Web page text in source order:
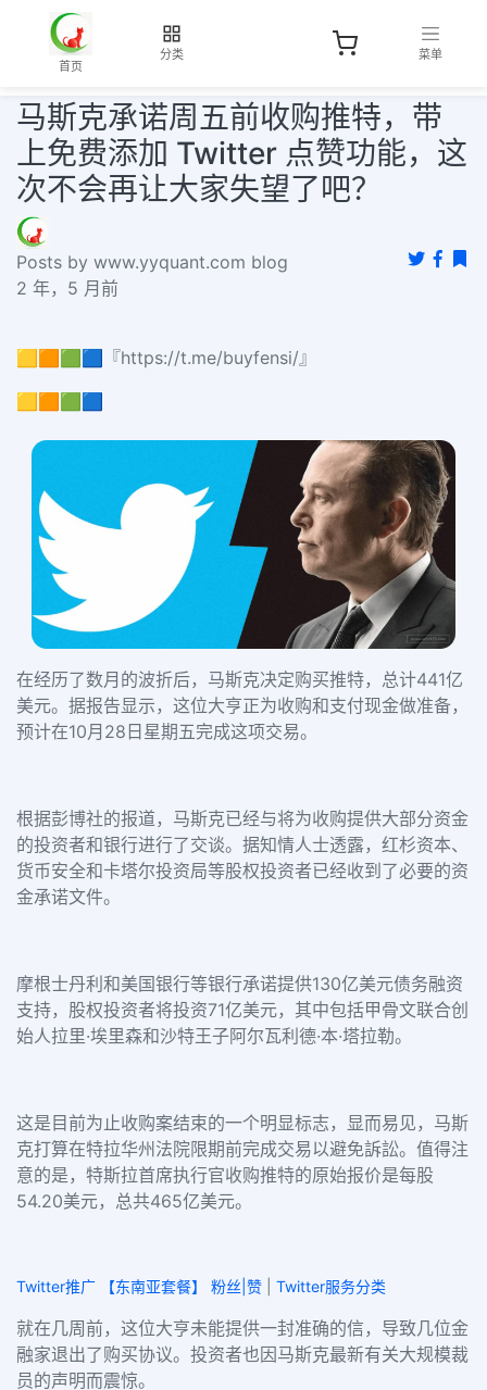
首页
分类 菜单
马斯克承诺周五前收购推特，带
上免费添加 Twitter 点赞功能，这
次不会再让大家失望了吧？
Posts by www.yyquant.com blog
2 年，5 月前
🟨🟧🟩🟦『https://t.me/buyfensi/』
🟨🟧🟩🟦
在经历了数月的波折后，马斯克决定购买推特，总计441亿
美元。据报告显示，这位大亨正为收购和支付现金做准备，
预计在10月28日星期五完成这项交易。
根据彭博社的报道，马斯克已经与将为收购提供大部分资金
的投资者和银行进行了交谈。据知情人士透露，红杉资本、
货币安全和卡塔尔投资局等股权投资者已经收到了必要的资
金承诺文件。
摩根士丹利和美国银行等银行承诺提供130亿美元债务融资
支持，股权投资者将投资71亿美元，其中包括甲骨文联合创
始人拉里·埃里森和沙特王子阿尔瓦利德·本·塔拉勒。
这是目前为止收购案结束的一个明显标志，显而易见，马斯
克打算在特拉华州法院限期前完成交易以避免訴訟。值得注
意的是，特斯拉首席执行官收购推特的原始报价是每股
54.20美元，总共465亿美元。
Twitter推广 【东南亚套餐】 粉丝|赞 Twitter服务分类
就在几周前，这位大亨未能提供一封准确的信，导致几位金
融家退出了购买协议。投资者也因马斯克最新有关大规模裁
员的声明而震惊。